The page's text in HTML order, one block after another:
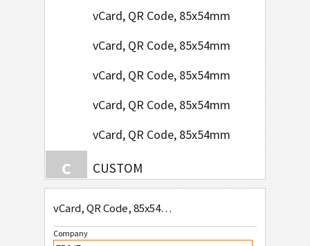
vCard, QR Code, 85x54mm
vCard, QR Code, 85x54mm
vCard, QR Code, 85x54mm
vCard, QR Code, 85x54mm
vCard, QR Code, 85x54mm
C CUSTOM
vCard, QR Code, 85x54mm
Company